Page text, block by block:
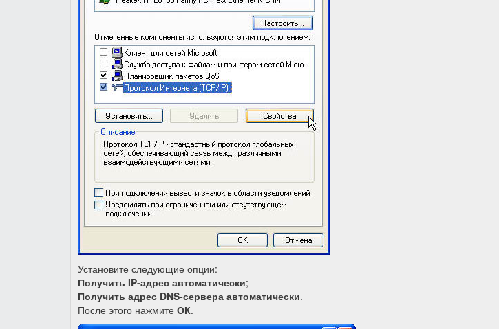
Установите следующие опции:
Получить IP-адрес автоматически;
Получить адрес DNS-сервера автоматически.
После этого нажмите ОК.